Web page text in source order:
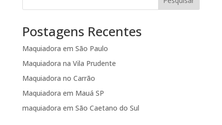
Postagens Recentes
Maquiadora em São Paulo
Maquiadora na Vila Prudente
Maquiadora no Carrão
Maquiadora em Mauá SP
maquiadora em São Caetano do Sul